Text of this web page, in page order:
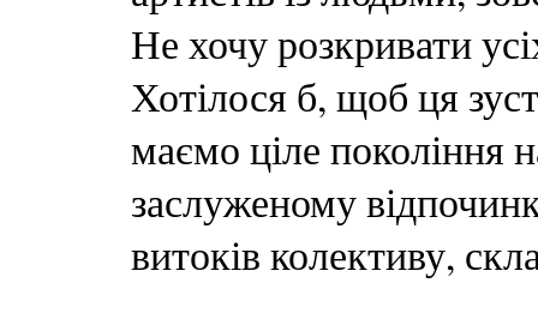
Не хочу розкривати
Хотілося б, щоб ця
маємо ціле покоління
заслуженому
витоків колективу,